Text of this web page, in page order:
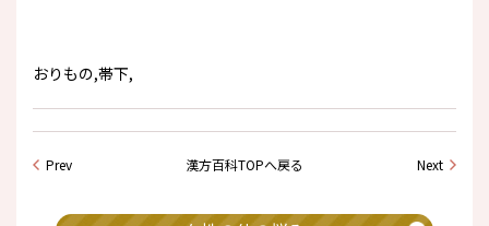
おりもの,帯下,
Prev 漢方百科TOPへ戻る Next